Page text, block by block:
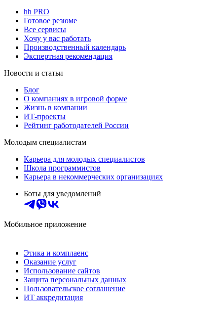
hh PRO
Готовое резюме
Все сервисы
Хочу у вас работать
Производственный календарь
Экспертная рекомендация
Новости и статьи
Блог
О компаниях в игровой форме
Жизнь в компании
ИТ-проекты
Рейтинг работодателей России
Молодым специалистам
Карьера для молодых специалистов
Школа программистов
Карьера в некоммерческих организациях
Боты для уведомлений
Мобильное приложение
Этика и комплаенс
Оказание услуг
Использование сайтов
Защита персональных данных
Пользовательское соглашение
ИТ аккредитация